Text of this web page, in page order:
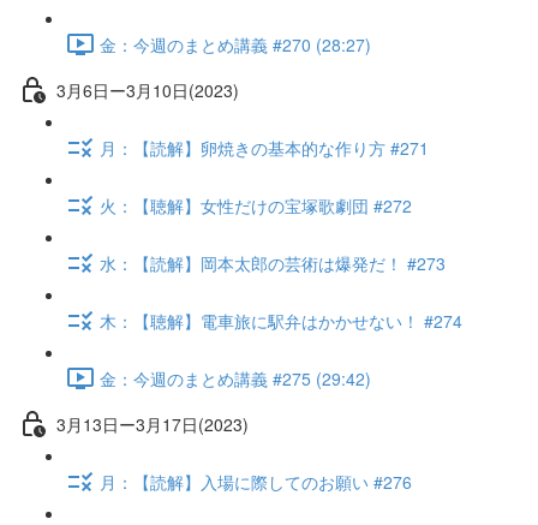
金：今週のまとめ講義 #270 (28:27)
3月6日ー3月10日(2023)
月：【読解】卵焼きの基本的な作り方 #271
火：【聴解】女性だけの宝塚歌劇団 #272
水：【読解】岡本太郎の芸術は爆発だ！ #273
木：【聴解】電車旅に駅弁はかかせない！ #274
金：今週のまとめ講義 #275 (29:42)
3月13日ー3月17日(2023)
月：【読解】入場に際してのお願い #276